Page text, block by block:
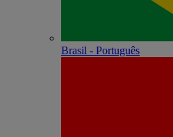
Brasil - Português